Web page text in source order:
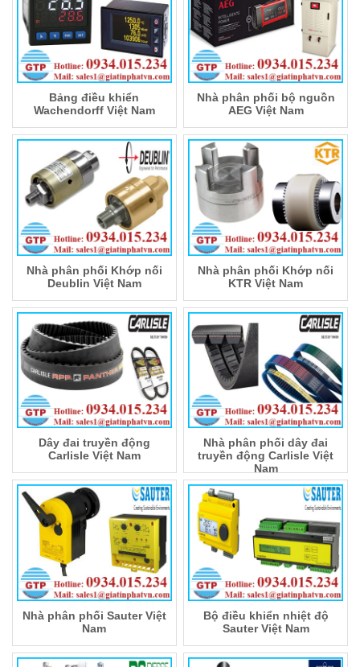
Bảng điều khiển
Wachendorff Việt Nam
Nhà phân phối bộ nguồn
AEG Việt Nam
Nhà phân phối Khớp nối
Deublin Việt Nam
Nhà phân phối Khớp nối
KTR Việt Nam
Dây đai truyền động
Carlisle Việt Nam
Nhà phân phối dây đai
truyền động Carlisle Việt
Nam
Nhà phân phối Sauter Việt
Nam
Bộ điều khiển nhiệt độ
Sauter Việt Nam